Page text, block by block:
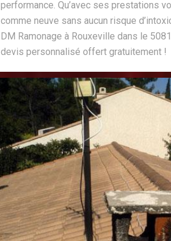
performance. Qu’avec ses prestations
comme neuve sans aucun risque
DM Ramonage à Rouxeville dans le
devis personnalisé offert gratuitement !